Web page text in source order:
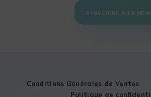
S'INSCRIRE À LA
Conditions Générales de Ventes
Politique de